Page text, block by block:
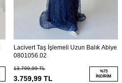
Lacivert Taş İşlemeli Uzun Balık Abiye
0801056.02
13.799,99TL
3.759,99 TL
%73
İNDIRIM